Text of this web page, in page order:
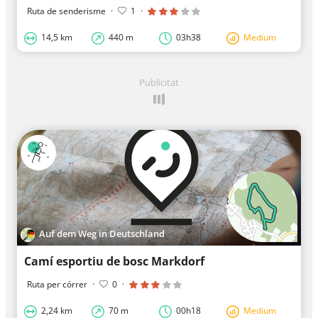
Ruta de senderisme · 1 ·
14,5 km 440 m 03h38 Medium
Publicitat
Auf dem Weg in Deutschland
Camí esportiu de bosc Markdorf
Ruta per córrer · 0 ·
2,24 km 70 m 00h18 Medium